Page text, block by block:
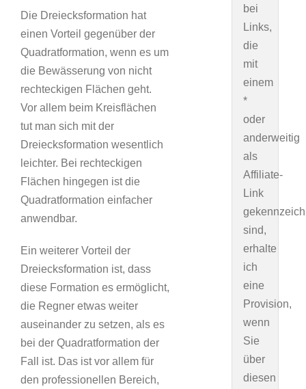
Die Dreiecksformation hat
einen Vorteil gegenüber der
Quadratformation, wenn es um
die Bewässerung von nicht
rechteckigen Flächen geht.
Vor allem beim Kreisflächen
tut man sich mit der
Dreiecksformation wesentlich
leichter. Bei rechteckigen
Flächen hingegen ist die
Quadratformation einfacher
anwendbar.
Ein weiterer Vorteil der
Dreiecksformation ist, dass
diese Formation es ermöglicht,
die Regner etwas weiter
auseinander zu setzen, als es
bei der Quadratformation der
Fall ist. Das ist vor allem für
den professionellen Bereich,
bei
Links,
die
mit
einem
*
oder
anderweitig
als
Affiliate-
Link
sind,
erhalte
ich
eine
Provision,
wenn
Sie
über
diesen